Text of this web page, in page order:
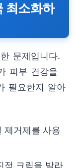
최소화하
문제입니다.
피부 건강을
필요한지 알아
제거제를 사용
정 크림을 발라